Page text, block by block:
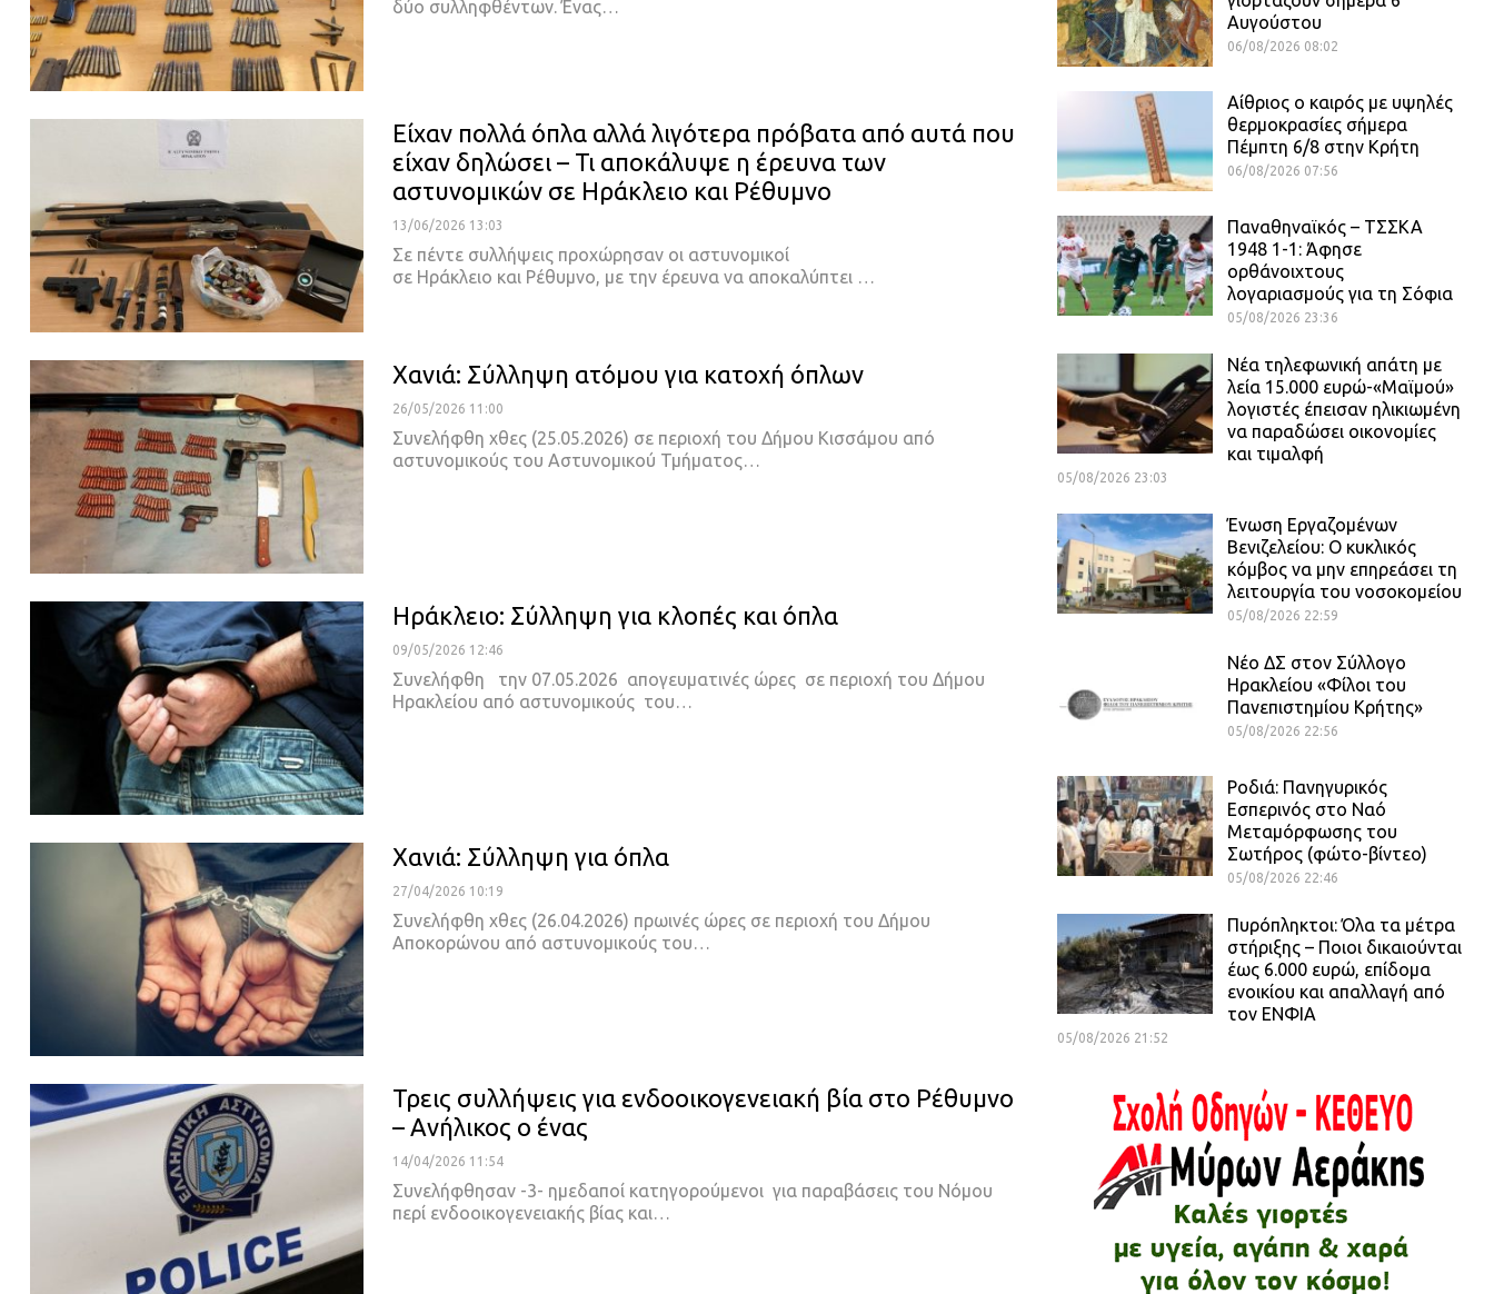
δύο συλληφθέντων. Ένας…
Είχαν πολλά όπλα αλλά λιγότερα πρόβατα από αυτά που
είχαν δηλώσει – Τι αποκάλυψε η έρευνα των
αστυνομικών σε Ηράκλειο και Ρέθυμνο
13/06/2026 13:03
Σε πέντε συλλήψεις προχώρησαν οι αστυνομικοί
σε Ηράκλειο και Ρέθυμνο, με την έρευνα να αποκαλύπτει …
Χανιά: Σύλληψη ατόμου για κατοχή όπλων
26/05/2026 11:00
Συνελήφθη χθες (25.05.2026) σε περιοχή του Δήμου Κισσάμου από
αστυνομικούς του Αστυνομικού Τμήματος…
Ηράκλειο: Σύλληψη για κλοπές και όπλα
09/05/2026 12:46
Συνελήφθη την 07.05.2026 απογευματινές ώρες σε περιοχή του Δήμου
Ηρακλείου από αστυνομικούς του…
Χανιά: Σύλληψη για όπλα
27/04/2026 10:19
Συνελήφθη χθες (26.04.2026) πρωινές ώρες σε περιοχή του Δήμου
Αποκορώνου από αστυνομικούς του…
Τρεις συλλήψεις για ενδοοικογενειακή βία στο Ρέθυμνο
– Ανήλικος ο ένας
14/04/2026 11:54
Συνελήφθησαν -3- ημεδαποί κατηγορούμενοι για παραβάσεις του Νόμου
περί ενδοοικογενειακής βίας και…
Αυγούστου
06/08/2026 08:02
Αίθριος o καιρός με υψηλές
θερμοκρασίες σήμερα
Πέμπτη 6/8 στην Κρήτη
06/08/2026 07:56
Παναθηναϊκός – ΤΣΣΚΑ
1948 1-1: Άφησε
ορθάνοιχτους
λογαριασμούς για τη Σόφια
05/08/2026 23:36
Νέα τηλεφωνική απάτη με
λεία 15.000 ευρώ-«Μαϊμού»
λογιστές έπεισαν ηλικιωμένη
να παραδώσει οικονομίες
και τιμαλφή
05/08/2026 23:03
Ένωση Εργαζομένων
Βενιζελείου: Ο κυκλικός
κόμβος να μην επηρεάσει τη
λειτουργία του νοσοκομείου
05/08/2026 22:59
Νέο ΔΣ στον Σύλλογο
Ηρακλείου «Φίλοι του
Πανεπιστημίου Κρήτης»
05/08/2026 22:56
Ροδιά: Πανηγυρικός
Εσπερινός στο Ναό
Μεταμόρφωσης του
Σωτήρος (φώτο-βίντεο)
05/08/2026 22:46
Πυρόπληκτοι: Όλα τα μέτρα
στήριξης – Ποιοι δικαιούνται
έως 6.000 ευρώ, επίδομα
ενοικίου και απαλλαγή από
τον ΕΝΦΙΑ
05/08/2026 21:52